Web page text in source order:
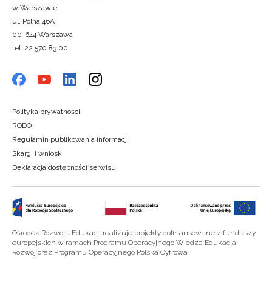
w Warszawie
ul. Polna 46A
00-644 Warszawa
tel. 22 570 83 00
Polityka prywatności
RODO
Regulamin publikowania informacji
Skargi i wnioski
Deklaracja dostępności serwisu
Ośrodek Rozwoju Edukacji realizuje projekty dofinansowane z funduszy
europejskich w ramach Programu Operacyjnego Wiedza Edukacja
Rozwój oraz Programu Operacyjnego Polska Cyfrowa